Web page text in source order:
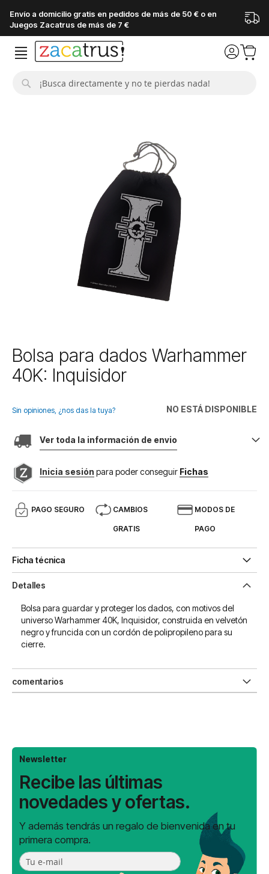
Envío a domicilio gratis en pedidos de más de 50 € o en
Juegos Zacatrus de más de 7 €
Saltar
al
comienzo
galería
imágenes
Bolsa para dados Warhammer
40K: Inquisidor
NO ESTÁ DISPONIBLE
Sin opiniones, ¿nos das la tuya?
Ver toda la información de envio
Inicia sesión para poder conseguir Fichas
PAGO SEGURO CAMBIOS
GRATIS
MODOS DE
PAGO
Ficha técnica
Detalles
Bolsa para guardar y proteger los dados, con motivos del
universo Warhammer 40K, Inquisidor, construida en velvetón
negro y fruncida con un cordón de polipropileno para su
cierre.
comentarios
Newsletter
Recibe las últimas
novedades y ofertas.
Y además tendrás un regalo de bienvenida en tu
primera compra.